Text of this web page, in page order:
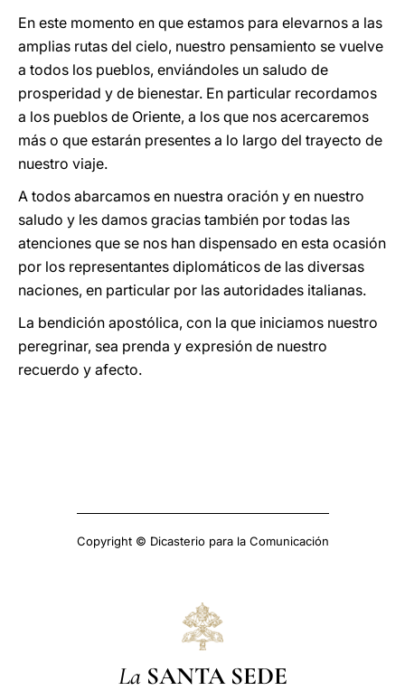
En este momento en que estamos para elevarnos a las
amplias rutas del cielo, nuestro pensamiento se vuelve
a todos los pueblos, enviándoles un saludo de
prosperidad y de bienestar. En particular recordamos
a los pueblos de Oriente, a los que nos acercaremos
más o que estarán presentes a lo largo del trayecto de
nuestro viaje.
A todos abarcamos en nuestra oración y en nuestro
saludo y les damos gracias también por todas las
atenciones que se nos han dispensado en esta ocasión
por los representantes diplomáticos de las diversas
naciones, en particular por las autoridades italianas.
La bendición apostólica, con la que iniciamos nuestro
peregrinar, sea prenda y expresión de nuestro
recuerdo y afecto.
Copyright © Dicasterio para la Comunicación
La SANTA SEDE